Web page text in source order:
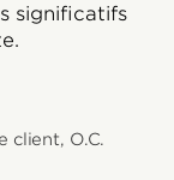
significatifs
client, O.C.